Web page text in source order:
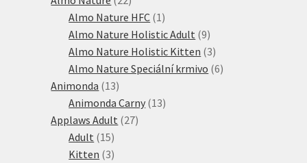
produktů
Almo Nature HFC 1 1
produkt
Almo Nature Holistic Adult 99
produktů
Almo Nature Holistic Kitten 33
produkty
Almo Nature Speciální krmivo 66
Animonda 1313
produktů
Animonda Carny 1313
Applaws Adult 2727
Adult 1515
produktů
Kitten 33